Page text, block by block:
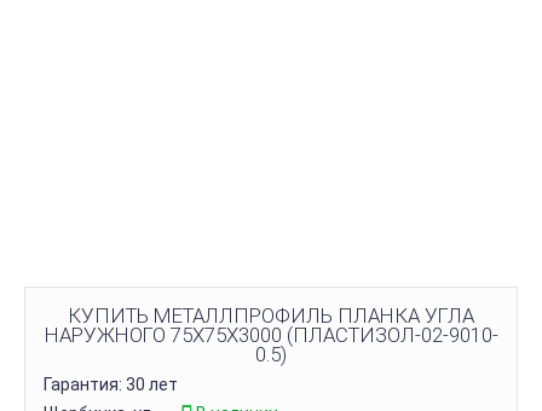
КУПИТЬ МЕТАЛЛПРОФИЛЬ ПЛАНКА УГЛА
НАРУЖНОГО 75Х75Х3000 (ПЛАСТИЗОЛ-02-9010-
0.5)
Гарантия: 30 лет